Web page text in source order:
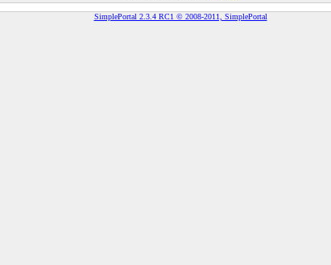
SimplePortal 2.3.4 RC1 © 2008-2011, SimplePortal